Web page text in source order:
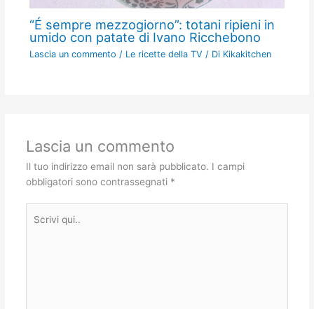
“É sempre mezzogiorno”: totani ripieni in
umido con patate di Ivano Ricchebono
Lascia un commento / Le ricette della TV / Di Kikakitchen
Lascia un commento
Il tuo indirizzo email non sarà pubblicato. I campi
obbligatori sono contrassegnati *
qui..